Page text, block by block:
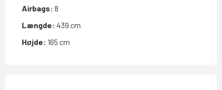
Airbags: 8
Længde: 439 cm
Højde: 165 cm